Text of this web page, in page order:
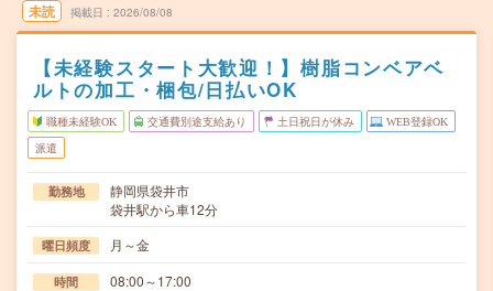
未読 掲載日 2026/08/08
【未経験スタート大歓迎！】樹脂コンベアベ
ルトの加工・梱包/日払いOK
職種未経験OK 交通費別途支給あり 土日祝日が休み WEB登録OK
派遣
勤務地
静岡県袋井市
袋井駅から車12分
曜日頻度 月～金
時間 08:00～17:00